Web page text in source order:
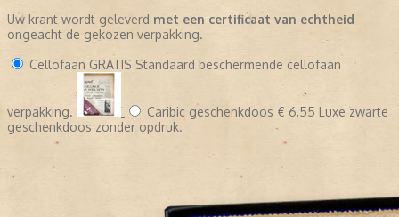
Uw krant wordt geleverd met een certificaat van echtheid
ongeacht de gekozen verpakking.
Cellofaan GRATIS Standaard beschermende cellofaan
verpakking. Caribic geschenkdoos € 6,55 Luxe zwarte
geschenkdoos zonder opdruk.